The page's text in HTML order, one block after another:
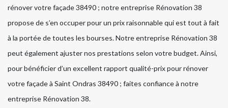
rénover votre façade 38490 ; notre entreprise Rénovation 38
propose de s’en occuper pour un prix raisonnable qui est tout à fait
à la portée de toutes les bourses. Notre entreprise Rénovation 38
peut également ajuster nos prestations selon votre budget. Ainsi,
pour bénéficier d’un excellent rapport qualité-prix pour rénover
votre façade à Saint Ondras 38490 ; faites confiance à notre
entreprise Rénovation 38.